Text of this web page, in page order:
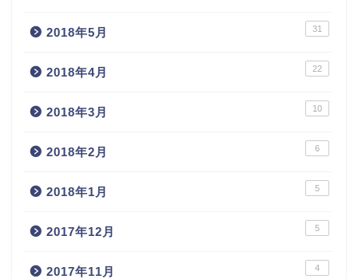
2018年5月 31
2018年4月 22
2018年3月 10
2018年2月 6
2018年1月 5
2017年12月 5
2017年11月 4